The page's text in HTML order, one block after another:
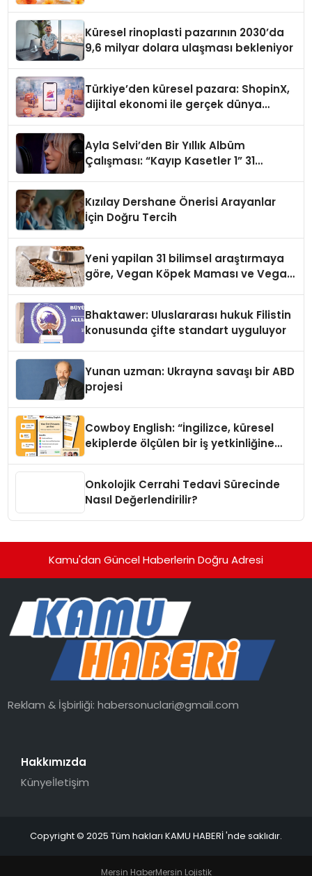
Küresel rinoplasti pazarının 2030’da
9,6 milyar dolara ulaşması bekleniyor
Türkiye’den küresel pazara: ShopinX,
dijital ekonomi ile gerçek dünya
Ayla Selvi’den Bir Yıllık Albüm
Çalışması: “Kayıp Kasetler 1” 31
Kızılay Dershane Önerisi Arayanlar
İçin Doğru Tercih
Yeni yapilan 31 bilimsel araştırmaya
göre, Vegan Köpek Maması ve Vegan
Bhaktawer: Uluslararası hukuk Filistin
konusunda çifte standart uyguluyor
Yunan uzman: Ukrayna savaşı bir ABD
projesi
Cowboy English: “İngilizce, küresel
ekiplerde ölçülen bir iş yetkinliğine
Onkolojik Cerrahi Tedavi Sürecinde
Nasıl Değerlendirilir?
Kamu'dan Güncel Haberlerin Doğru Adresi
Reklam & İşbirliği:habersonuclari@gmail.com
Hakkımızda
Künyeİletişim
Copyright © 2025 Tüm hakları KAMU HABERİ 'nde saklıdır.
Mersin HaberMersin Lojistik